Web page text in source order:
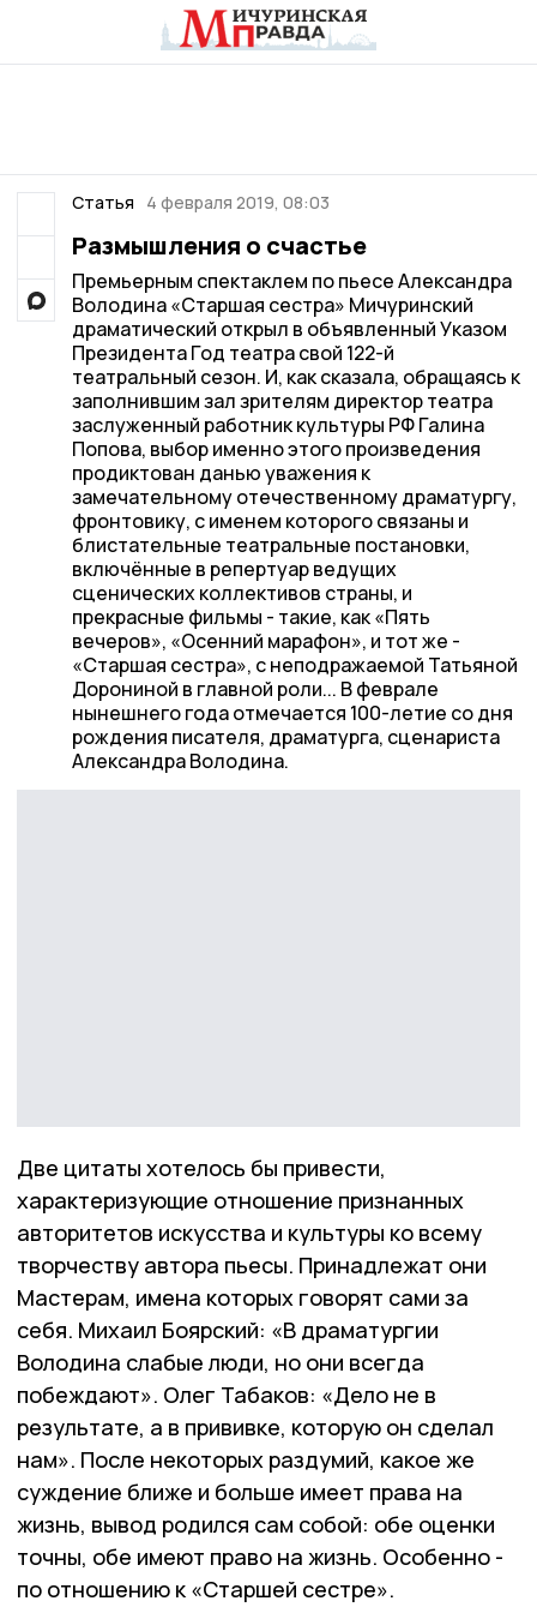
Статья 4 февраля 2019, 08:03
Размышления о счастье
Премьерным спектаклем по пьесе Александра
Володина «Старшая сестра» Мичуринский
драматический открыл в объявленный Указом
Президента Год театра свой 122-й
театральный сезон. И, как сказала, обращаясь к
заполнившим зал зрителям директор театра
заслуженный работник культуры РФ Галина
Попова, выбор именно этого произведения
продиктован данью уважения к
замечательному отечественному драматургу,
фронтовику, с именем которого связаны и
блистательные театральные постановки,
включённые в репертуар ведущих
сценических коллективов страны, и
прекрасные фильмы - такие, как «Пять
вечеров», «Осенний марафон», и тот же -
«Старшая сестра», с неподражаемой Татьяной
Дорониной в главной роли... В феврале
нынешнего года отмечается 100-летие со дня
рождения писателя, драматурга, сценариста
Александра Володина.
Две цитаты хотелось бы привести,
характеризующие отношение признанных
авторитетов искусства и культуры ко всему
творчеству автора пьесы. Принадлежат они
Мастерам, имена которых говорят сами за
себя. Михаил Боярский: «В драматургии
Володина слабые люди, но они всегда
побеждают». Олег Табаков: «Дело не в
результате, а в прививке, которую он сделал
нам». После некоторых раздумий, какое же
суждение ближе и больше имеет права на
жизнь, вывод родился сам собой: обе оценки
точны, обе имеют право на жизнь. Особенно -
по отношению к «Старшей сестре».